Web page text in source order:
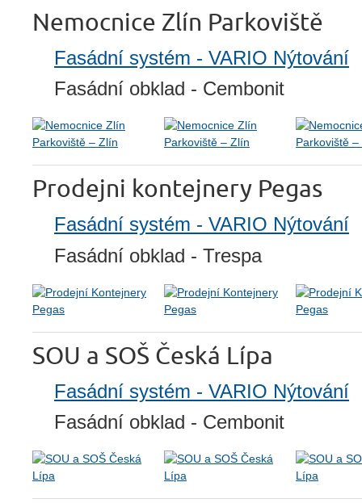
Nemocnice Zlín Parkoviště
Fasádní systém - VARIO Nýtování
Fasádní obklad - Cembonit
Prodejni kontejnery Pegas
Fasádní systém - VARIO Nýtování
Fasádní obklad - Trespa
SOU a SOŠ Česká Lípa
Fasádní systém - VARIO Nýtování
Fasádní obklad - Cembonit